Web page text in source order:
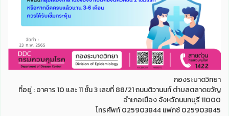
กองระบาดวิทยา
ที่อยู่ : อาคาร 10 และ 11 ชั้น 3 เลขที่ 88/21 ถนนติวานนท์ ตำบลตลาดขวัญ
อำเภอเมือง จังหวัดนนทบุรี 11000
โทรศัพท์ 025903844 แฟกซ์ 025903845